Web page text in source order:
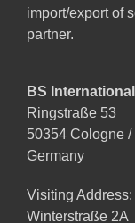
import/export of
partner.
BS
Ringstraße 53
50354 Cologne /
Germany
Visiting Address:
Winterstraße 2A